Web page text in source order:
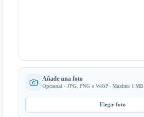
Añade una foto
Opcional · JPG, PNG o WebP · Máximo 1 MB
Elegir foto